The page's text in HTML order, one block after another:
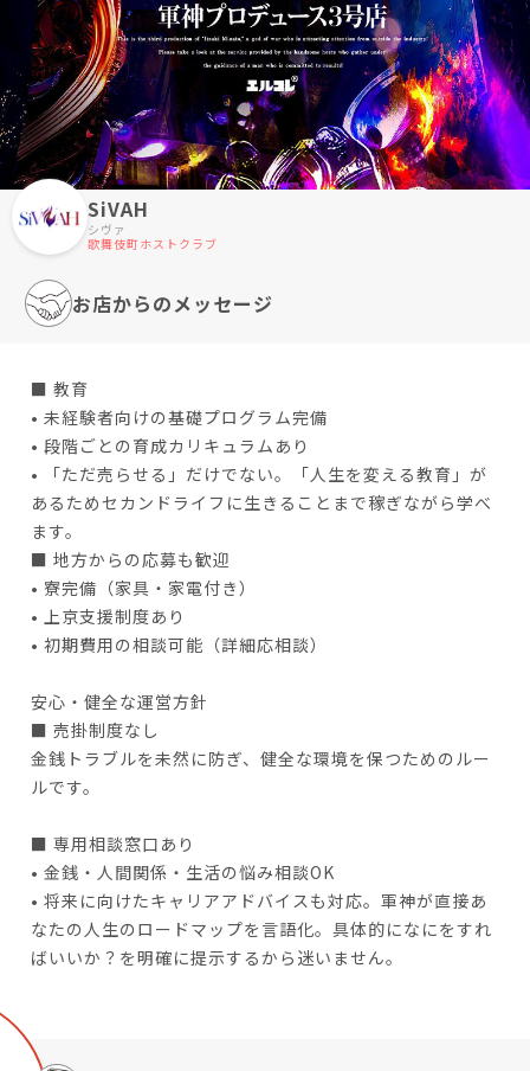
SiVAH
シヴァ
歌舞伎町ホストクラブ
お店からのメッセージ
■ 教育
• 未経験者向けの基礎プログラム完備
• 段階ごとの育成カリキュラムあり
• 「ただ売らせる」だけでない。「人生を変える教育」が
あるためセカンドライフに生きることまで稼ぎながら学べ
ます。
■ 地方からの応募も歓迎
• 寮完備（家具・家電付き）
• 上京支援制度あり
• 初期費用の相談可能（詳細応相談）
安心・健全な運営方針
■ 売掛制度なし
金銭トラブルを未然に防ぎ、健全な環境を保つためのルー
ルです。
■ 専用相談窓口あり
• 金銭・人間関係・生活の悩み相談OK
• 将来に向けたキャリアアドバイスも対応。軍神が直接あ
なたの人生のロードマップを言語化。具体的になにをすれ
ばいいか？を明確に提示するから迷いません。